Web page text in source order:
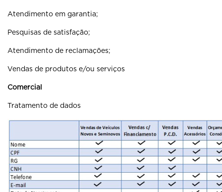
Atendimento em garantia;
Pesquisas de satisfação;
Atendimento de reclamações;
Vendas de produtos e/ou serviços
Comercial
Tratamento de dados